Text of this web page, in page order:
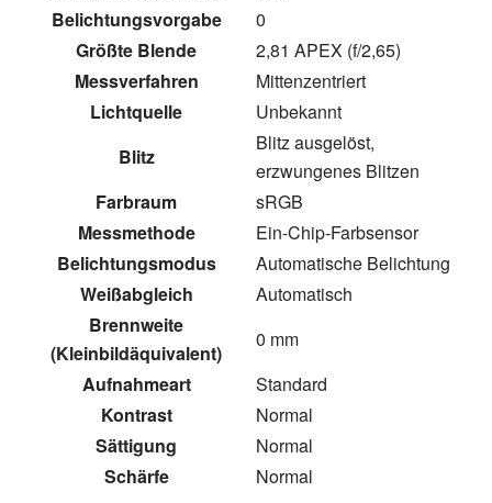
Belichtungsvorgabe
0
Größte Blende
2,81 APEX (f/2,65)
Messverfahren
Mittenzentriert
Lichtquelle
Unbekannt
Blitz
Blitz ausgelöst,
erzwungenes Blitzen
Farbraum
sRGB
Messmethode
Ein-Chip-Farbsensor
Belichtungsmodus
Automatische Belichtung
Weißabgleich
Automatisch
Brennweite
(Kleinbildäquivalent)
0 mm
Aufnahmeart
Standard
Kontrast
Normal
Sättigung
Normal
Schärfe
Normal